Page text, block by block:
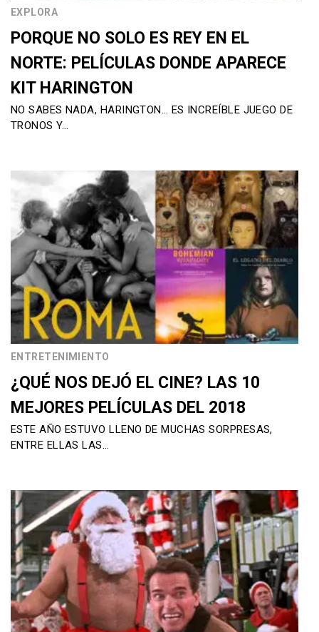
EXPLORA
PORQUE NO SOLO ES REY EN EL
NORTE: PELÍCULAS DONDE APARECE
KIT HARINGTON
NO SABES NADA, HARINGTON… ES INCREÍBLE JUEGO DE
TRONOS Y…
ENTRETENIMIENTO
¿QUÉ NOS DEJÓ EL CINE? LAS 10
MEJORES PELÍCULAS DEL 2018
ESTE AÑO ESTUVO LLENO DE MUCHAS SORPRESAS,
ENTRE ELLAS LAS…